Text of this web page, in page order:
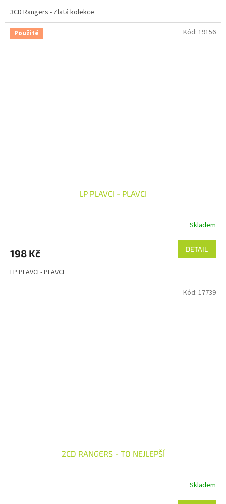
3CD Rangers - Zlatá kolekce
Použité
LP PLAVCI - PLAVCI
Skladem
198 Kč DETAIL
LP PLAVCI - PLAVCI
Kód: 19156
2CD RANGERS - TO NEJLEPŠÍ
Skladem
Kód: 17739